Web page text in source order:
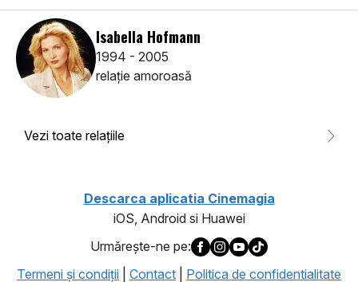
Isabella Hofmann
1994 - 2005
relaţie amoroasă
Vezi toate relaţiile
Descarca aplicatia Cinemagia
iOS, Android si Huawei
Urmăreşte-ne pe:
Termeni şi condiţii
Contact Politica de confidentialitate